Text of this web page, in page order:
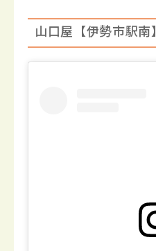
山口屋【伊勢市駅南】